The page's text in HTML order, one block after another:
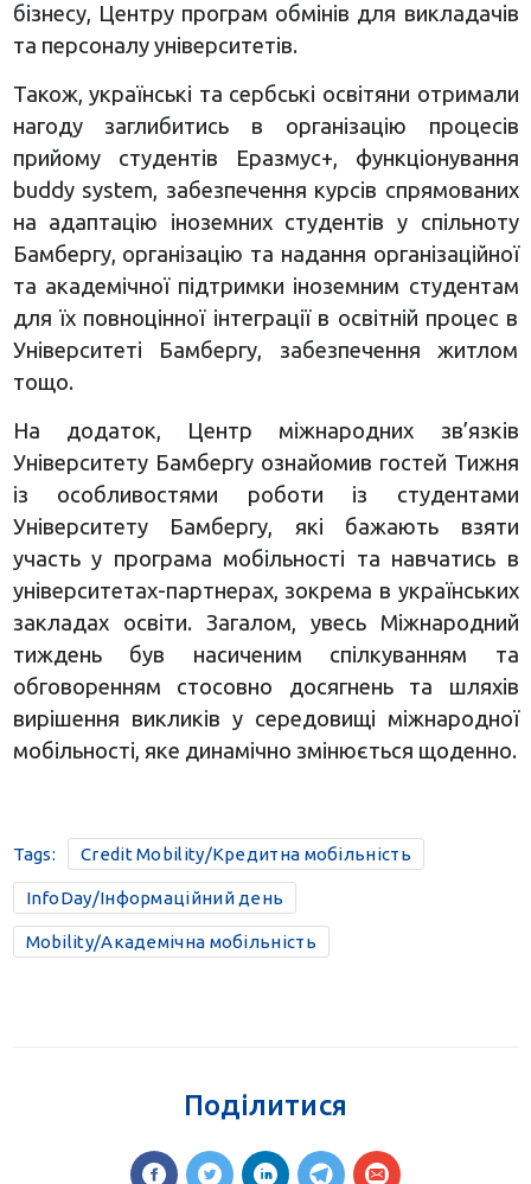
бізнесу, Центру програм обмінів для викладачів
та персоналу університетів.
Також, українські та сербські освітяни отримали
нагоду заглибитись в організацію процесів
прийому студентів Еразмус+, функціонування
buddy system, забезпечення курсів спрямованих
на адаптацію іноземних студентів у спільноту
Бамбергу, організацію та надання організаційної
та академічної підтримки іноземним студентам
для їх повноцінної інтеграції в освітній процес в
Університеті Бамбергу, забезпечення житлом
тощо.
На додаток, Центр міжнародних зв’язків
Університету Бамбергу ознайомив гостей Тижня
із особливостями роботи із студентами
Університету Бамбергу, які бажають взяти
участь у програма мобільності та навчатись в
університетах-партнерах, зокрема в українських
закладах освіти. Загалом, увесь Міжнародний
тиждень був насиченим спілкуванням та
обговоренням стосовно досягнень та шляхів
вирішення викликів у середовищі міжнародної
мобільності, яке динамічно змінюється щоденно.
Tags: Credit Mobility/Кредитна мобільність
InfoDay/Інформаційний день
Mobility/Академічна мобільність
Поділитися